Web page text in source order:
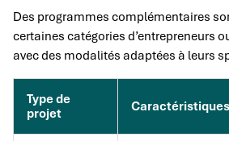
Des programmes complémentaires
certaines catégories d’entrepreneurs
avec des modalités adaptées à leurs
Type de
projet
Caractéristiques